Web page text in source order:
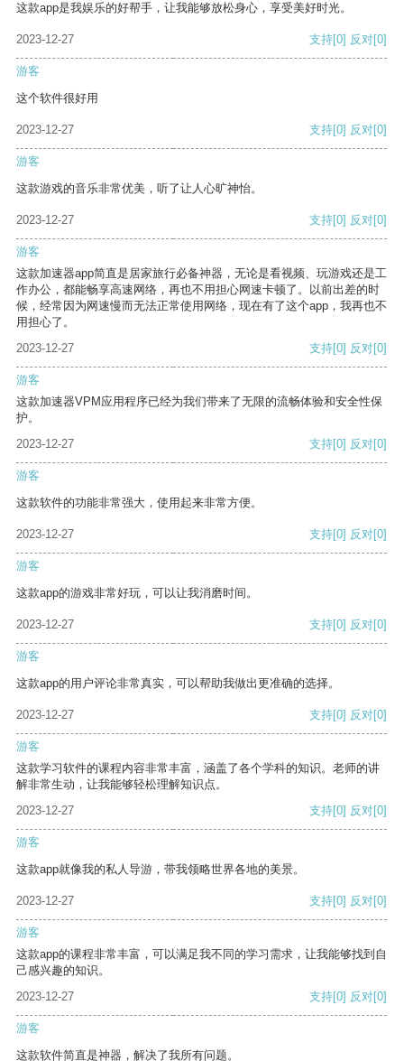
这款app是我娱乐的好帮手，让我能够放松身心，享受美好时光。
2023-12-27 支持[0] 反对[0]
游客
这个软件很好用
2023-12-27 支持[0] 反对[0]
游客
这款游戏的音乐非常优美，听了让人心旷神怡。
2023-12-27 支持[0] 反对[0]
游客
这款加速器app简直是居家旅行必备神器，无论是看视频、玩游戏还是工
作办公，都能畅享高速网络，再也不用担心网速卡顿了。以前出差的时
候，经常因为网速慢而无法正常使用网络，现在有了这个app，我再也不
用担心了。
2023-12-27
支持[0] 反对[0]
游客
这款加速器VPM应用程序已经为我们带来了无限的流畅体验和安全性保
护。
2023-12-27
支持[0] 反对[0]
游客
这款软件的功能非常强大，使用起来非常方便。
2023-12-27 支持[0] 反对[0]
游客
这款app的游戏非常好玩，可以让我消磨时间。
2023-12-27 支持[0] 反对[0]
游客
这款app的用户评论非常真实，可以帮助我做出更准确的选择。
2023-12-27 支持[0] 反对[0]
游客
这款学习软件的课程内容非常丰富，涵盖了各个学科的知识。老师的讲
解非常生动，让我能够轻松理解知识点。
2023-12-27
支持[0] 反对[0]
游客
这款app就像我的私人导游，带我领略世界各地的美景。
2023-12-27 支持[0] 反对[0]
游客
这款app的课程非常丰富，可以满足我不同的学习需求，让我能够找到自
己感兴趣的知识。
2023-12-27
支持[0] 反对[0]
游客
这款软件简直是神器，解决了我所有问题。